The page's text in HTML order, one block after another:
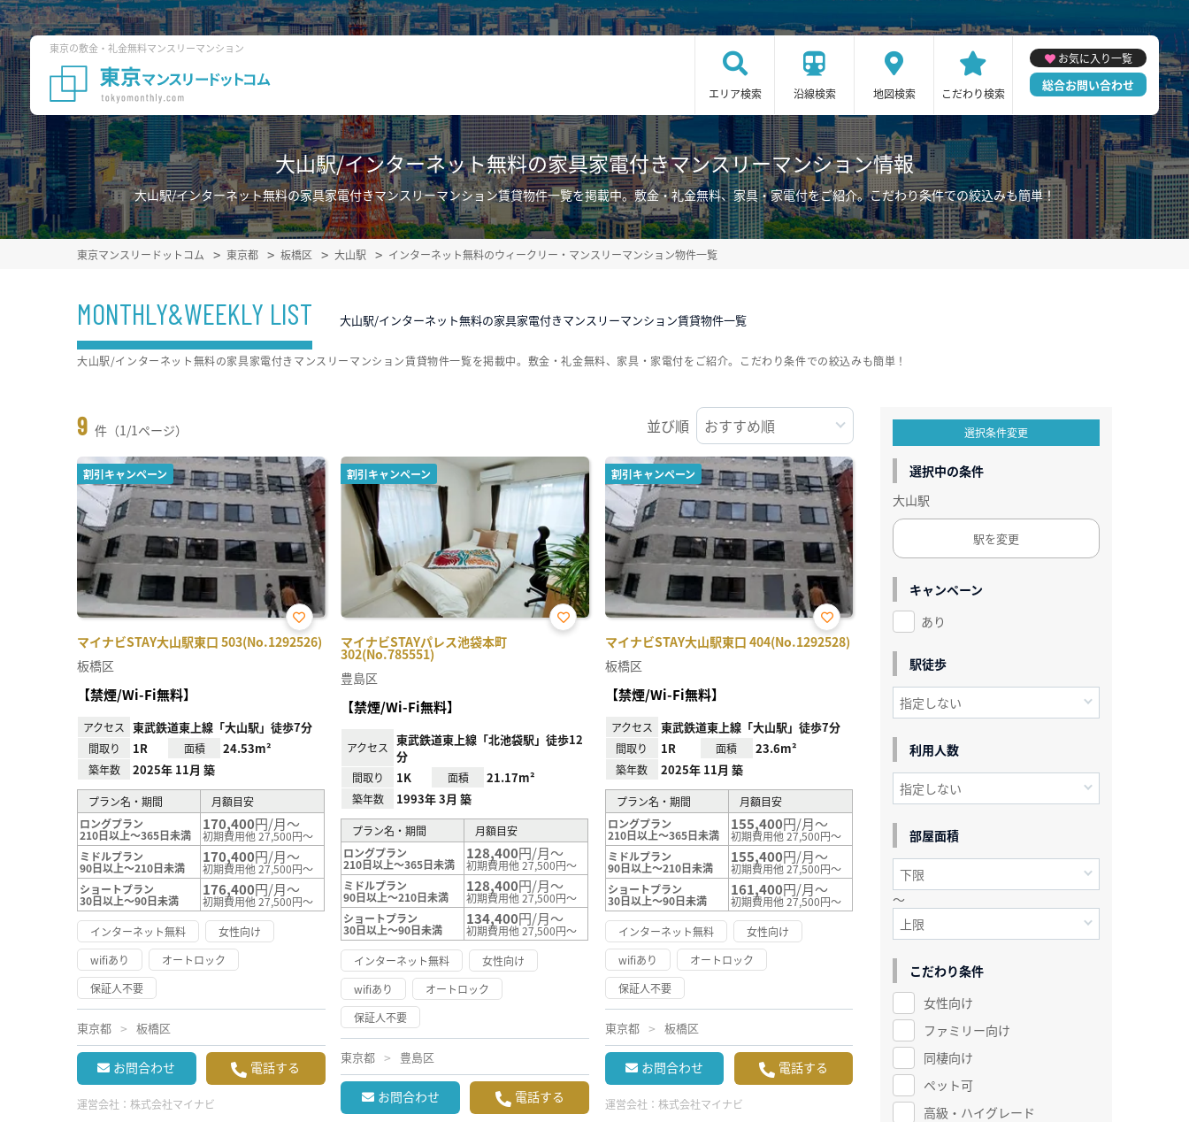
東京の敷金・礼金無料マンスリーマンション
エリア検索 沿線検索 地図検索 こだわり検索
お気に入り一覧
総合お問い合わせ
大山駅/インターネット無料の家具家電付きマンスリーマンション情報
大山駅/インターネット無料の家具家電付きマンスリーマンション賃貸物件一覧を掲載中。敷金・礼金無料、家具・家電付をご紹介。こだわり条件での絞込みも簡単！
東京マンスリードットコム 東京都 板橋区 大山駅 インターネット無料のウィークリー・マンスリーマンション物件一覧
MONTHLY&WEEKLY LIST 大山駅/インターネット無料の家具家電付きマンスリーマンション賃貸物件一覧
9 件（1/1ページ） 並び順
割引キャンペーン
マイナビSTAY大山駅東口 503(No.1292526)
お気
に入
板橋区
【禁煙/Wi-Fi無料】
アクセス 東武鉄道東上線「大山駅」徒歩7分
間取り 1R 面積 24.53m²
築年数 2025年 11月 築
プラン名・期間
月額目安
ロングプラン
210日以上～365日未満
170,400円/月～
初期費用他 27,500円～
ミドルプラン
90日以上～210日未満
170,400円/月～
初期費用他 27,500円～
ショートプラン
30日以上～90日未満
176,400円/月～
初期費用他 27,500円～
インターネット無料
女性向け
wifiあり
オートロック
保証人不要
東京都 板橋区
お問合わせ 電話する
運営会社： 株式会社マイナビ
割引キャンペーン
マイナビSTAYパレス池袋本町
302(No.785551)
お気
豊島区
【禁煙/Wi-Fi無料】
アクセス
東武鉄道東上線「北池袋駅」徒歩12
分
間取り 1K 面積 21.17m²
築年数 1993年 3月 築
プラン名・期間
月額目安
ロングプラン
210日以上～365日未満
128,400円/月～
初期費用他 27,500円～
ミドルプラン
90日以上～210日未満
128,400円/月～
初期費用他 27,500円～
ショートプラン
30日以上～90日未満
134,400円/月～
初期費用他 27,500円～
インターネット無料
女性向け
wifiあり
オートロック
保証人不要
東京都 豊島区
お問合わせ 電話する
割引キャンペーン
マイナビSTAY大山駅東口 404(No.1292528)
お気
に入
板橋区
【禁煙/Wi-Fi無料】
アクセス 東武鉄道東上線「大山駅」徒歩7分
間取り 1R 面積 23.6m²
築年数 2025年 11月 築
プラン名・期間
月額目安
ロングプラン
210日以上～365日未満
155,400円/月～
初期費用他 27,500円～
ミドルプラン
90日以上～210日未満
155,400円/月～
初期費用他 27,500円～
ショートプラン
30日以上～90日未満
161,400円/月～
初期費用他 27,500円～
インターネット無料
女性向け
wifiあり
オートロック
保証人不要
東京都 板橋区
お問合わせ 電話する
運営会社： 株式会社マイナビ
大山駅/インターネット無料の家具家電付きマンスリーマンション賃貸物件一覧を掲載中。敷金・礼金無料、家具・家電付をご紹介。こだわり条件での絞込みも簡単！
選択条件変更
選択中の条件
大山駅
駅を変更
キャンペーン
あり
駅徒歩
利用人数
部屋面積
～
こだわり条件
女性向け
ファミリー向け
同棲向け
ペット可
高級・ハイグレード